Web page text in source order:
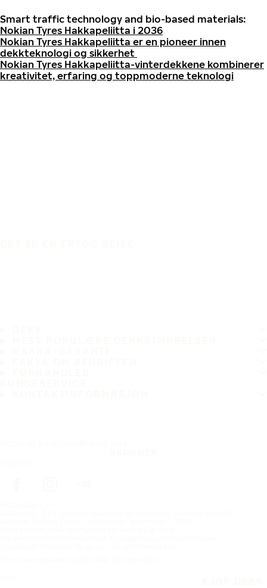
Smart traffic technology and bio-based materials:
Nokian Tyres Hakkapeliitta i 2036
Nokian Tyres Hakkapeliitta er en pioneer innen
dekkteknologi og sikkerhet
Nokian Tyres Hakkapeliitta-vinterdekkene kombinerer
kreativitet, erfaring og toppmoderne teknologi